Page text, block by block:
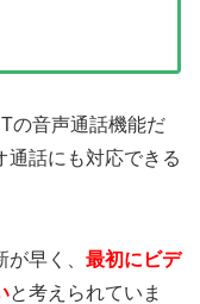
の音声通話機能だ
通話にも対応できる
早く、 最初にビデ
と考えられていま